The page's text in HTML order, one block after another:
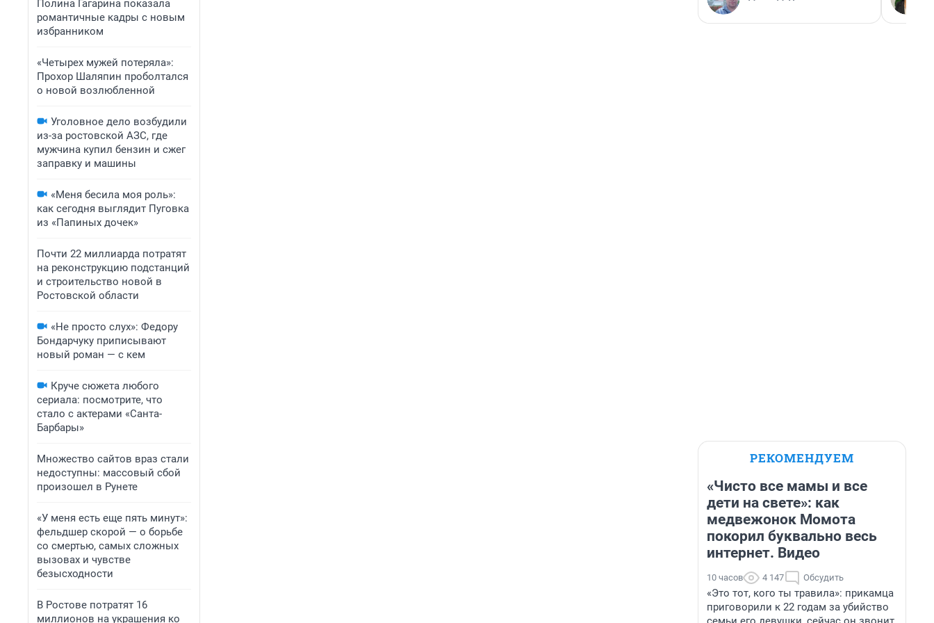
Полина Гагарина показала
романтичные кадры с новым
избранником
«Четырех мужей потеряла»:
Прохор Шаляпин проболтался
о новой возлюбленной
Уголовное дело возбудили
из-за ростовской АЗС, где
мужчина купил бензин и сжег
заправку и машины
«Меня бесила моя роль»:
как сегодня выглядит Пуговка
из «Папиных дочек»
Почти 22 миллиарда потратят
на реконструкцию подстанций
и строительство новой в
Ростовской области
«Не просто слух»: Федору
Бондарчуку приписывают
новый роман — с кем
Круче сюжета любого
сериала: посмотрите, что
стало с актерами «Санта-
Барбары»
Множество сайтов враз стали
недоступны: массовый сбой
произошел в Рунете
«У меня есть еще пять минут»:
фельдшер скорой — о борьбе
со смертью, самых сложных
вызовах и чувстве
безысходности
В Ростове потратят 16
миллионов на украшения ко
РЕКОМЕНДУЕМ
«Чисто все мамы и все
дети на свете»: как
медвежонок Момота
покорил буквально весь
интернет. Видео
10 часов 4 147 Обсудить
«Это тот, кого ты травила»: прикамца
приговорили к 22 годам за убийство